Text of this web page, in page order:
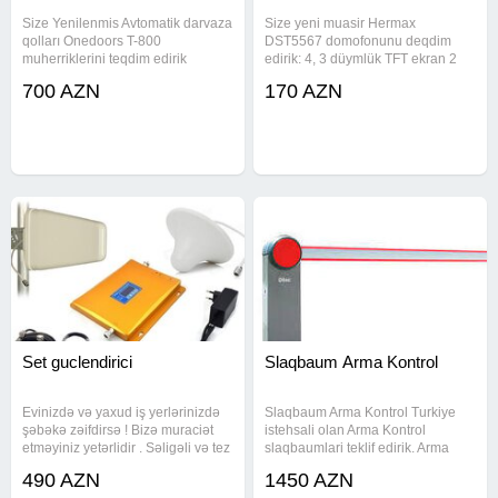
Size Yenilenmis Avtomatik darvaza
qolları Onedoors T-800
muherriklerini teqdim edirik
800 (Design by italy) Çəkisi12 kq
700 AZN
Size yeni muasir Hermax
DST5567 domofonunu deqdim
edirik: 4, 3 düymlük TFT ekran 2
displey 30 polifonik musiqi
170 AZN
Set guclendirici
Evinizdə və yaxud iş yerlərinizdə
şəbəkə zəifdirsə ! Bizə muraciət
etməyiniz yetərlidir . Səligəli və tez
əməkdaşlarımız ilə birgə nasazlıqı
490 AZN
Slaqbaum Arma Kontrol
Slaqbaum Arma Kontrol Turkiye
istehsali olan Arma Kontrol
slaqbaumlari teklif edirik. Arma
xarici gorunusu ve guclu motoru
1450 AZN